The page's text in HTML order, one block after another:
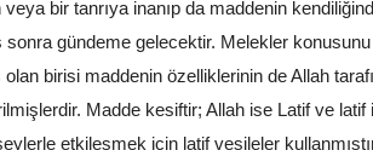
bir tanrıya inanıp da maddenin
gündeme gelecektir. Melekler konusunu
birisi maddenin özelliklerinin de Allah
Madde kesiftir; Allah ise Latif ve
etkileşmek için latif vesileler